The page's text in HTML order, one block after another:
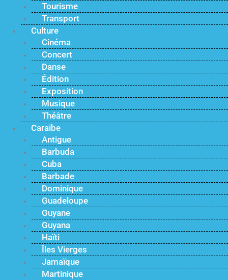
Tourisme
Transport
Culture
Cinéma
Concert
Danse
Édition
Exposition
Musique
Théâtre
Caraïbe
Antigue
Barbuda
Cuba
Barbade
Dominique
Guadeloupe
Guyane
Guyana
Haïti
Îles Vierges
Jamaïque
Martinique